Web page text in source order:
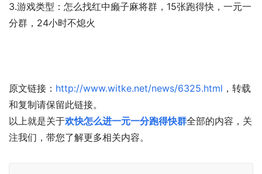
3.游戏类型：怎么找红中癞子麻将群，15张跑得快，一元一
分群，24小时不熄火
原文链接： http://www.witke.net/news/6325.html ，转载
和复制请保留此链接。
以上就是关于欢快怎么进一元一分跑得快群全部的内容，关
注我们，带您了解更多相关内容。